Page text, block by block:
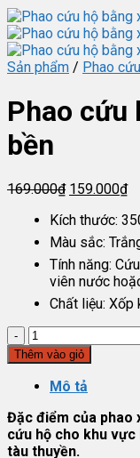
Sản phẩm / Phao
Phao cứu
bền
169.000₫ Giá
là:
169.000₫.
159.000₫Giá
là:
Kích thước:
Màu sắc:
Tính năng:
viên nước
Chất liệu: Xốp
Phao
cứu
hộ
bằng
siêu
bền
số
Thêm vào giỏ
Mô tả
Đặc điểm của phao
cứu hộ cho khu
tàu thuyền.